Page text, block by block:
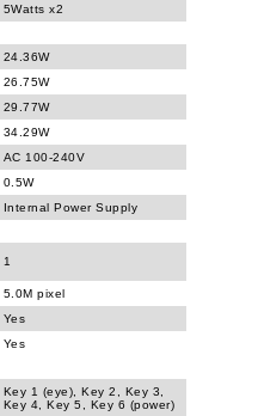
5Watts x2
24.36W
26.75W
29.77W
34.29W
AC 100-240V
0.5W
Internal Power Supply
1
5.0M pixel
Yes
Yes
Key 1 (eye), Key 2, Key 3,
Key 4, Key 5, Key 6 (power)